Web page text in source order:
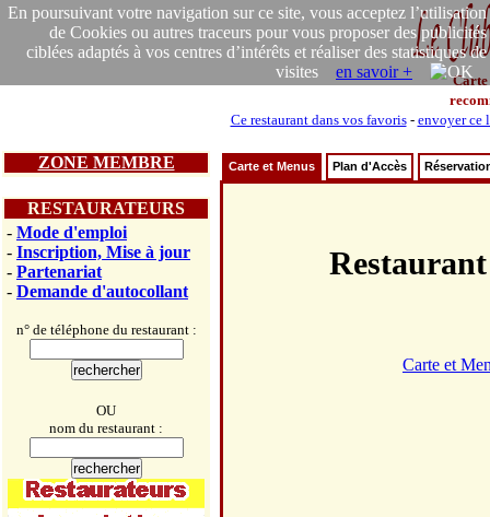
En poursuivant votre navigation sur ce site, vous acceptez l’utilisation
de Cookies ou autres traceurs pour vous proposer des publicités
ciblées adaptés à vos centres d’intérêts et réaliser des statistiques de
visites en savoir +
Carte
Ce restaurant dans vos favoris- envoyer ce
ZONE MEMBRE
RESTAURATEURS
- Mode d'emploi
- Inscription, Mise à jour
- Partenariat
- Demande d'autocollant
n° de téléphone du restaurant :
OU
nom du restaurant :
Carte et Menus Plan d'Accès
Carte et